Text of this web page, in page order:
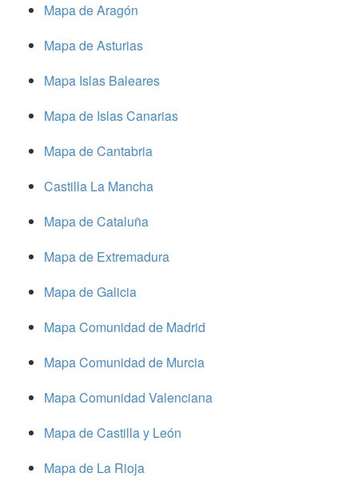
Mapa de Aragón
Mapa de Asturias
Mapa Islas Baleares
Mapa de Islas Canarias
Mapa de Cantabria
Castilla La Mancha
Mapa de Cataluña
Mapa de Extremadura
Mapa de Galicia
Mapa Comunidad de Madrid
Mapa Comunidad de Murcia
Mapa Comunidad Valenciana
Mapa de Castilla y León
Mapa de La Rioja